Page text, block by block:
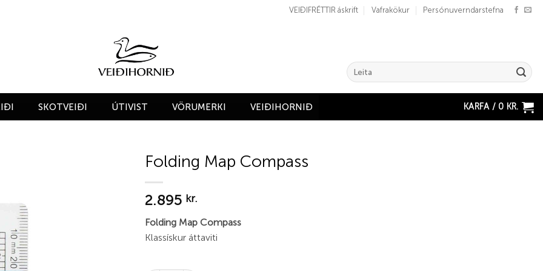
VEIÐIFRÉTTIR áskrift Vafrakökur Persónuverndarstefna
Search
for:
SKOTVEIÐI ÚTIVIST VÖRUMERKI VEIÐIHORNIÐ KARFA / 0 KR.
Folding Map Compass
2.895 kr.
Folding Map Compass
Klassískur áttaviti